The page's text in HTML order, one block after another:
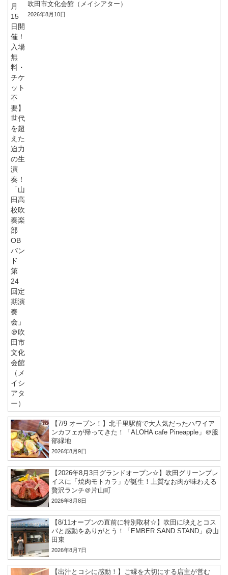
吹田市文化会館（メイシアター）
2026年8月10日
【7/9 オープン！】北千里駅前で大人気だったハワイア
ンカフェが帰ってきた！「ALOHA cafe Pineapple」＠服
部緑地
2026年8月9日
【2026年8月3日グランドオープン☆】吹田グリーンプレ
イスに「焼肉モトカラ」が誕生！上質なお肉が味わえる
贅沢ランチ＠片山町
2026年8月8日
【8/11オープンの直前に特別取材☆】吹田に映えとコス
パと感動をありがとう！「EMBER SAND STAND」@山
田東
2026年8月7日
【出汁とコシに感動！】ご縁を大切にする店主が営む